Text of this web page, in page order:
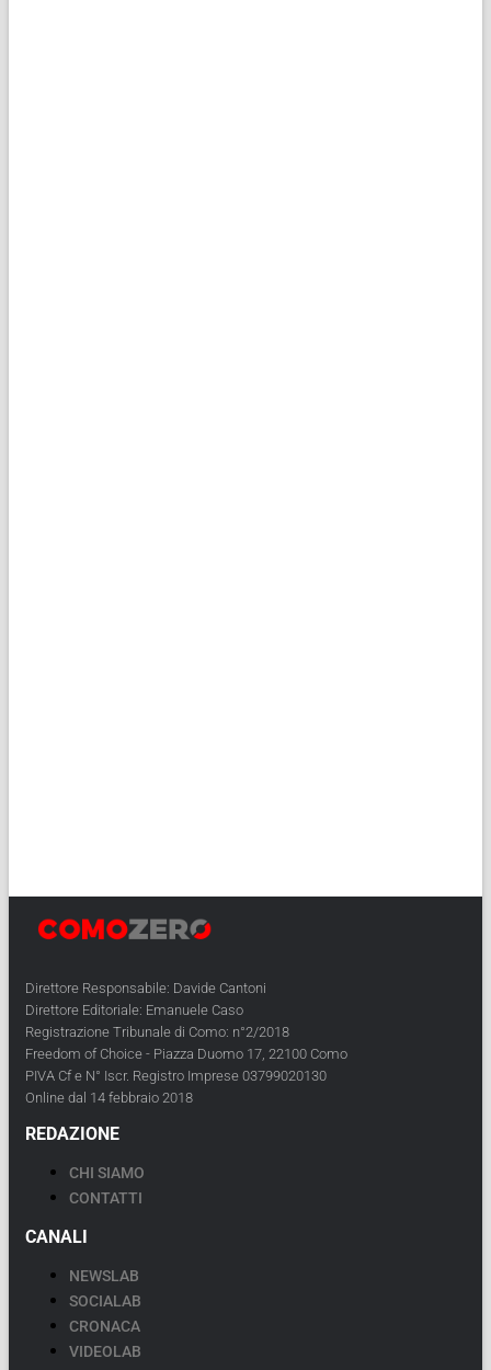
Direttore Responsabile: Davide Cantoni
Direttore Editoriale: Emanuele Caso
Registrazione Tribunale di Como: n°2/2018
Freedom of Choice - Piazza Duomo 17, 22100 Como
PIVA Cf e N° Iscr. Registro Imprese 03799020130
Online dal 14 febbraio 2018
REDAZIONE
CHI SIAMO
CONTATTI
CANALI
NEWSLAB
SOCIALAB
CRONACA
VIDEOLAB